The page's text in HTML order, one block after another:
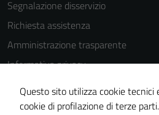
Segnalazione disservizio
Richiesta assistenza
Amministrazione trasparente
Informativa privacy
Cookie Policy
Note legali
Questo sito utilizza cookie tecnici
cookie di profilazione di terze